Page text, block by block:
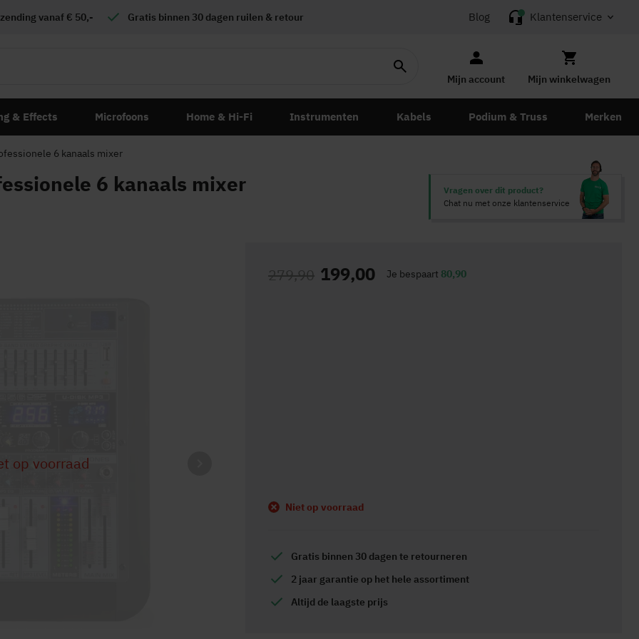
vanaf € 50,- Gratis binnen 30 dagen ruilen & retour Blog Klantenservice
Mijn account Mijn winkelwagen
& Effects Microfoons Home & Hi-Fi Instrumenten Kabels Podium & Truss Merken
6 kanaals mixer
6 kanaals mixer
Vragen over dit product?
Chat nu met onze klantenservice
199,00
279,90 Je bespaart 80,90
Niet op voorraad
Gratis binnen 30 dagen te retourneren
2 jaar garantie op het hele assortiment
Altijd de laagste prijs
op voorraad